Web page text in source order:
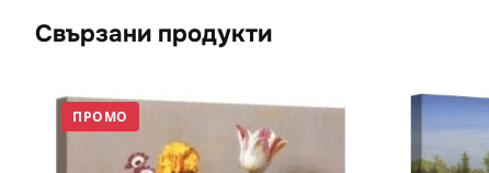
Свързани продукти
ПРОМО